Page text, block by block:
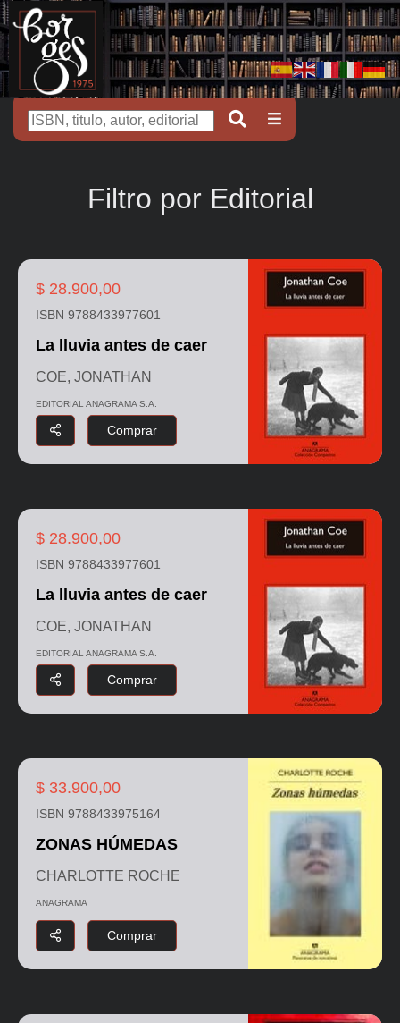
Filtro por Editorial
$ 28.900,00
ISBN 9788433977601
La lluvia antes de caer
COE, JONATHAN
EDITORIAL ANAGRAMA S.A.
Comprar
$ 28.900,00
ISBN 9788433977601
La lluvia antes de caer
COE, JONATHAN
EDITORIAL ANAGRAMA S.A.
Comprar
$ 33.900,00
ISBN 9788433975164
ZONAS HÚMEDAS
CHARLOTTE ROCHE
ANAGRAMA
Comprar